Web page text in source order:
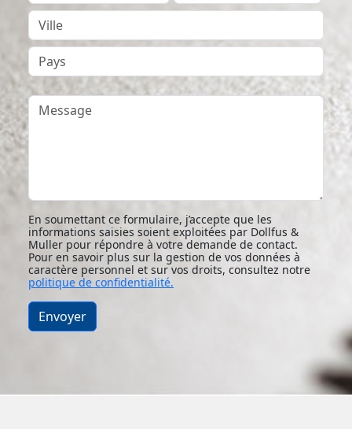
Ville
Pays
Message
En soumettant ce formulaire, j’accepte que les
informations saisies soient exploitées par Dollfus &
Muller pour répondre à votre demande de contact.
Pour en savoir plus sur la gestion de vos données à
caractère personnel et sur vos droits, consultez notre
politique de confidentialité.
Envoyer